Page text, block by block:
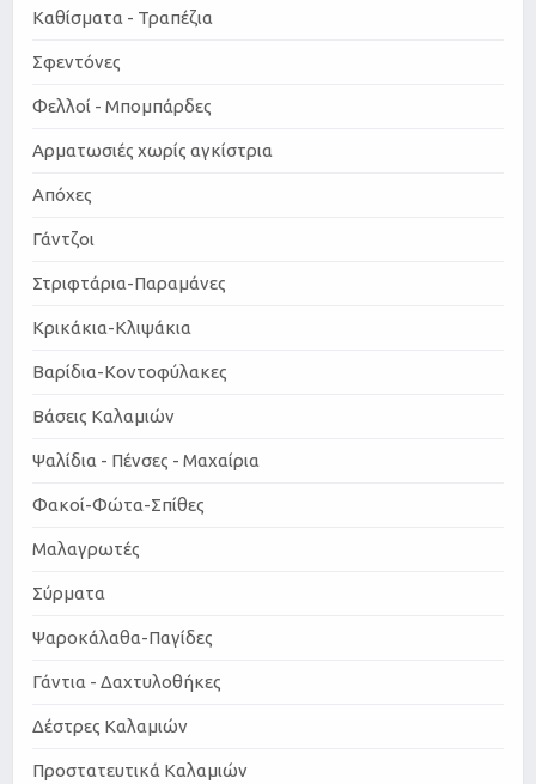
Καθίσματα - Τραπέζια
Σφεντόνες
Φελλοί - Μπομπάρδες
Αρματωσιές χωρίς αγκίστρια
Απόχες
Γάντζοι
Στριφτάρια-Παραμάνες
Κρικάκια-Κλιψάκια
Βαρίδια-Κοντοφύλακες
Βάσεις Καλαμιών
Ψαλίδια - Πένσες - Μαχαίρια
Φακοί-Φώτα-Σπίθες
Μαλαγρωτές
Σύρματα
Ψαροκάλαθα-Παγίδες
Γάντια - Δαχτυλοθήκες
Δέστρες Καλαμιών
Προστατευτικά Καλαμιών